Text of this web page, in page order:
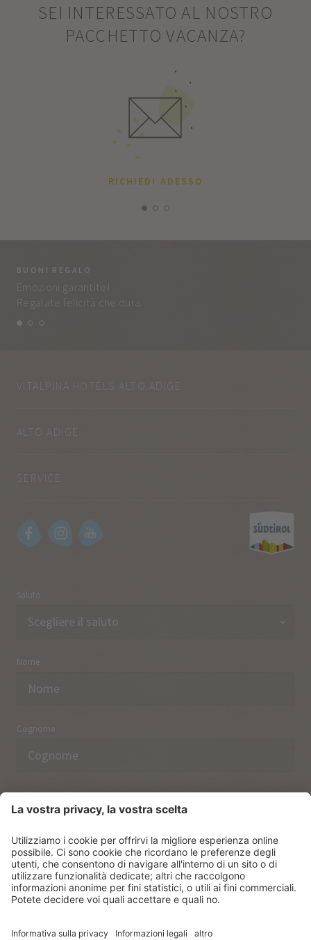
SEI INTERESSATO AL NOSTRO
PACCHETTO VACANZA?
RICHIEDI ADESSO
BUONI REGALO
Emozioni garantite!
Regalate felicità che dura.
VITALPINA HOTELS ALTO ADIGE
ALTO ADIGE
Saluto
Nome
Cognome
Indirizzo email
Ho preso nota delle norme sulla protezione dei dati.